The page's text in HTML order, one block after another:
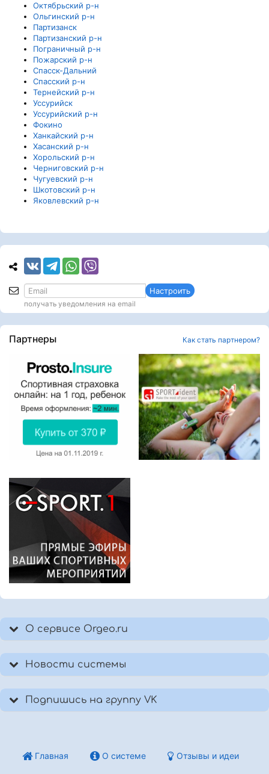
Октябрьский р-н
Ольгинский р-н
Партизанск
Партизанский р-н
Пограничный р-н
Пожарский р-н
Спасск-Дальний
Спасский р-н
Тернейский р-н
Уссурийск
Уссурийский р-н
Фокино
Ханкайский р-н
Хасанский р-н
Хорольский р-н
Черниговский р-н
Чугуевский р-н
Шкотовский р-н
Яковлевский р-н
Настроить
получать уведомления на email
Партнеры Как стать партнером?
О сервисе Orgeo.ru
Новости системы
Подпишись на группу VK
Главная О системе Отзывы и идеи